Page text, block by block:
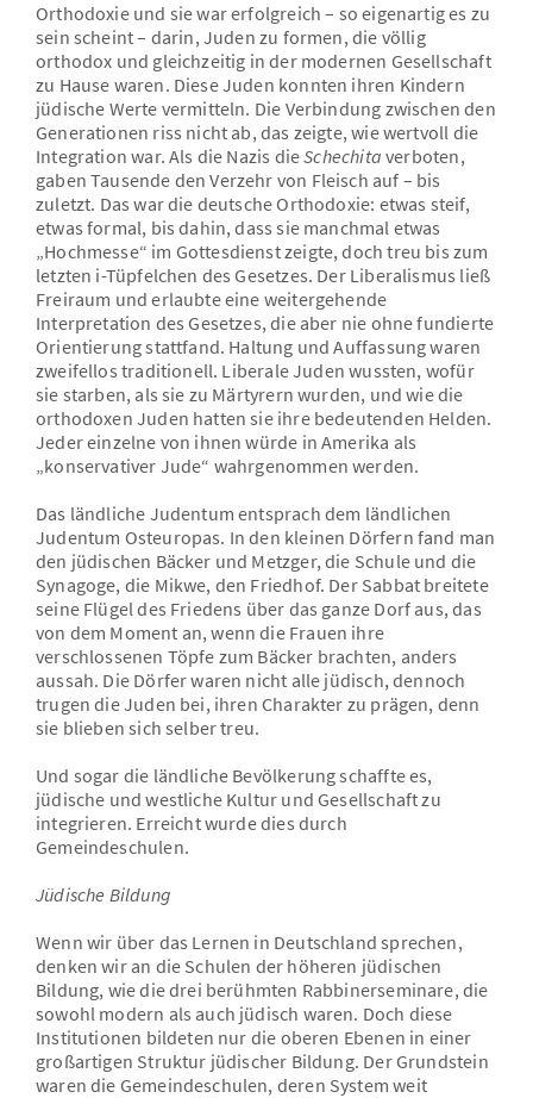
Orthodoxie und sie war erfolgreich – so eigenartig es zu
sein scheint – darin, Juden zu formen, die völlig
orthodox und gleichzeitig in der modernen Gesellschaft
zu Hause waren. Diese Juden konnten ihren Kindern
jüdische Werte vermitteln. Die Verbindung zwischen den
Generationen riss nicht ab, das zeigte, wie wertvoll die
Integration war. Als die Nazis dieSchechita verboten,
gaben Tausende den Verzehr von Fleisch auf – bis
zuletzt. Das war die deutsche Orthodoxie: etwas steif,
etwas formal, bis dahin, dass sie manchmal etwas
„Hochmesse“ im Gottesdienst zeigte, doch treu bis zum
letzten i-Tüpfelchen des Gesetzes. Der Liberalismus ließ
Freiraum und erlaubte eine weitergehende
Interpretation des Gesetzes, die aber nie ohne fundierte
Orientierung stattfand. Haltung und Auffassung waren
zweifellos traditionell. Liberale Juden wussten, wofür
sie starben, als sie zu Märtyrern wurden, und wie die
orthodoxen Juden hatten sie ihre bedeutenden Helden.
Jeder einzelne von ihnen würde in Amerika als
„konservativer Jude“ wahrgenommen werden.
Das ländliche Judentum entsprach dem ländlichen
Judentum Osteuropas. In den kleinen Dörfern fand man
den jüdischen Bäcker und Metzger, die Schule und die
Synagoge, die Mikwe, den Friedhof. Der Sabbat breitete
seine Flügel des Friedens über das ganze Dorf aus, das
von dem Moment an, wenn die Frauen ihre
verschlossenen Töpfe zum Bäcker brachten, anders
aussah. Die Dörfer waren nicht alle jüdisch, dennoch
trugen die Juden bei, ihren Charakter zu prägen, denn
sie blieben sich selber treu.
Und sogar die ländliche Bevölkerung schaffte es,
jüdische und westliche Kultur und Gesellschaft zu
integrieren. Erreicht wurde dies durch
Gemeindeschulen.
Jüdische Bildung
Wenn wir über das Lernen in Deutschland sprechen,
denken wir an die Schulen der höheren jüdischen
Bildung, wie die drei berühmten Rabbinerseminare, die
sowohl modern als auch jüdisch waren. Doch diese
Institutionen bildeten nur die oberen Ebenen in einer
großartigen Struktur jüdischer Bildung. Der Grundstein
waren die Gemeindeschulen, deren System weit